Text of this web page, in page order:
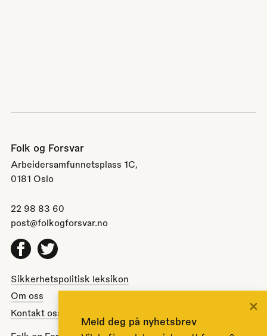
Folk og Forsvar
Arbeidersamfunnetsplass 1C,
0181 Oslo
22 98 83 60
post@folkogforsvar.no
Facebook
Twitter
Sikkerhetspolitisk leksikon
Om oss
Kontakt oss
Meld deg på nyhetsbrev
×